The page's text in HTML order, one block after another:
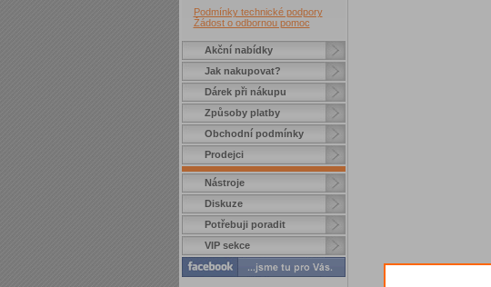
Podmínky technické podpory
Žádost o odbornou pomoc
Akční nabídky
Jak nakupovat?
Dárek při nákupu
Způsoby platby
Obchodní podmínky
Prodejci
Nástroje
Diskuze
Potřebuji poradit
VIP sekce